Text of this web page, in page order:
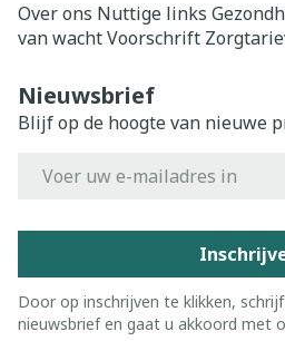
Over ons Nuttige links
van wachtVoorschrift
Nieuwsbrief
Blijf op de hoogte van nieuwe
Door op inschrijven te klikken,
nieuwsbrief en gaat u akkoord met